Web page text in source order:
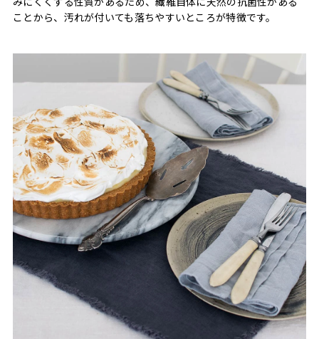
ことから、汚れが付いても落ちやすいところが特徴です。